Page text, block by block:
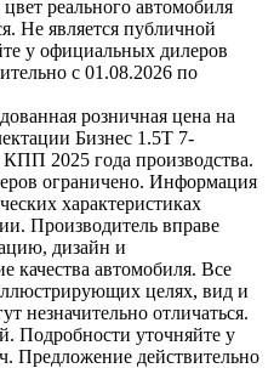
реального автомобиля
Не является публичной
у официальных дилеров
с 01.08.2026 по
розничная цена на
Бизнес 1.5T 7-
КПП 2025 года производства.
ограничено. Информация
характеристиках
Производитель вправе
дизайн и
качества автомобиля. Все
целях, вид и
незначительно отличаться.
Подробности уточняйте у
Предложение действительно